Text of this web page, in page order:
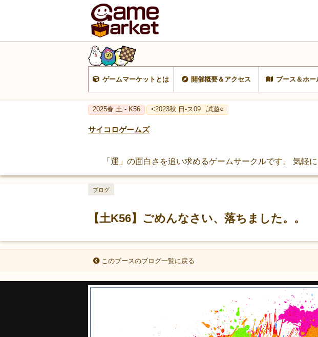
ゲームマーケットとは 開催概要＆アクセス ブース＆ホー
2025春 土 - K56 <2023秋 日-ス09 試遊○
サイコロゲームズ
「運」の面白さを追い求めるゲームサークルです。 気軽
【土K56】ごめんなさい、落ちました。。
ブログ
このブースのブログ一覧に戻る